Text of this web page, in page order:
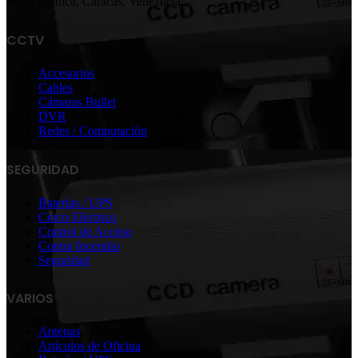
CCTV
Accesorios
Cables
Cámaras Bullet
DVR
Redes / Computación
SEGURIDAD
Baterías / UPS
Cerco Eléctrico
Control de Acceso
Contra Incendio
Seguridad
VARIOS
Antenas
Artículos de Oficina